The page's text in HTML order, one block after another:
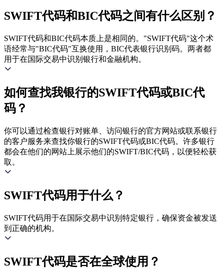
SWIFT代码和BIC代码之间有什么区别？
SWIFT代码和BIC代码本质上是相同的。"SWIFT代码"这个术
语经常与"BIC代码"互换使用，BIC代表银行识别码。两者都
用于在国际交易中识别银行和金融机构。
如何查找我银行的SWIFT代码或BIC代
码？
你可以通过检查银行对账单、访问银行的官方网站或联系银行
的客户服务来查找你银行的SWIFT代码或BIC代码。许多银行
都会在他们的网站上展示他们的SWIFT/BIC代码，以便轻松获
取。
SWIFT代码用于什么？
SWIFT代码用于在国际交易中识别特定银行，确保资金被发送
到正确的机构。
SWIFT代码是否在全球使用？